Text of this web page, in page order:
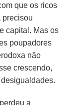
que os ricos
precisou
capital. Mas os
poupadores
não
crescendo,
perdeu a